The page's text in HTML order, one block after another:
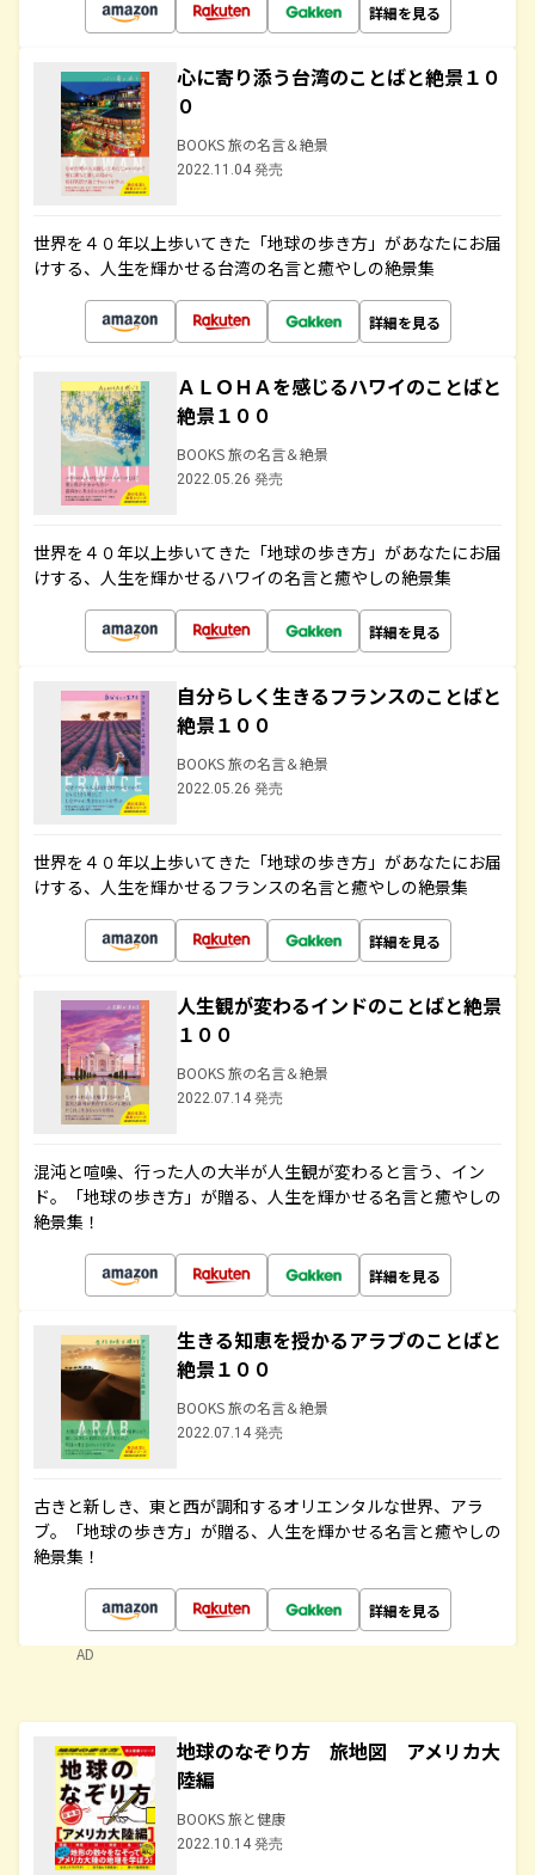
詳細を見る
心に寄り添う台湾のことばと絶景１０
０
BOOKS 旅の名言＆絶景
2022.11.04 発売
世界を４０年以上歩いてきた「地球の歩き方」があなたにお届
けする、人生を輝かせる台湾の名言と癒やしの絶景集
詳細を見る
ＡＬＯＨＡを感じるハワイのことばと
絶景１００
BOOKS 旅の名言＆絶景
2022.05.26 発売
世界を４０年以上歩いてきた「地球の歩き方」があなたにお届
けする、人生を輝かせるハワイの名言と癒やしの絶景集
詳細を見る
自分らしく生きるフランスのことばと
絶景１００
BOOKS 旅の名言＆絶景
2022.05.26 発売
世界を４０年以上歩いてきた「地球の歩き方」があなたにお届
けする、人生を輝かせるフランスの名言と癒やしの絶景集
詳細を見る
人生観が変わるインドのことばと絶景
１００
BOOKS 旅の名言＆絶景
2022.07.14 発売
混沌と喧噪、行った人の大半が人生観が変わると言う、イン
ド。「地球の歩き方」が贈る、人生を輝かせる名言と癒やしの
絶景集！
詳細を見る
生きる知恵を授かるアラブのことばと
絶景１００
BOOKS 旅の名言＆絶景
2022.07.14 発売
古きと新しき、東と西が調和するオリエンタルな世界、アラ
ブ。「地球の歩き方」が贈る、人生を輝かせる名言と癒やしの
絶景集！
詳細を見る
AD
地球のなぞり方 旅地図 アメリカ大
陸編
BOOKS 旅と健康
2022.10.14 発売